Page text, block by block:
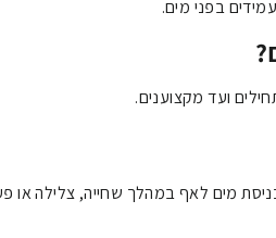
בפני מים.
ועד מקצוענים.
מים לאף במהלך שחייה, צלילה או